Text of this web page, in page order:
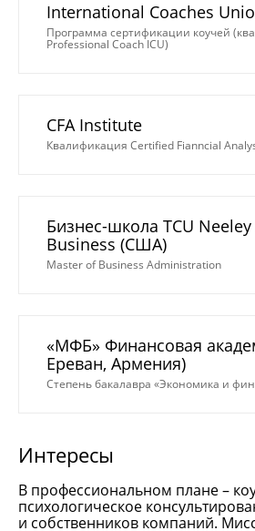
International Coaches
Программа сертификации коучей
Professional Coach ICU)
CFA Institute
Квалификация Certified Fianncial
Бизнес-школа TCU
Business (США)
Master of Business Administration
«МФБ» Финансовая
Ереван, Армения)
Степень бакалавра «Экономика и
Интересы
В профессиональном плане –
психологическое
и собственников компаний.